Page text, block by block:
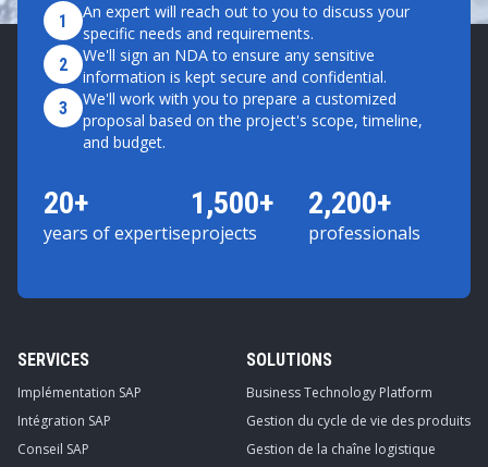
1
An expert will reach out to you to discuss your
specific needs and requirements.
2
We'll sign an NDA to ensure any sensitive
information is kept secure and confidential.
3
We'll work with you to prepare a customized
proposal based on the project's scope, timeline,
and budget.
20+
years of expertise
1,500+
projects
2,200+
professionals
SERVICES
Implémentation SAP
Intégration SAP
Conseil SAP
SOLUTIONS
Business Technology Platform
Gestion du cycle de vie des produits
Gestion de la chaîne logistique